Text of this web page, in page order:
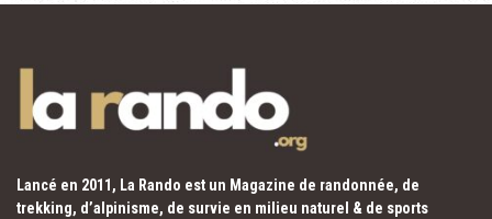
Lancé en 2011, La Rando est un Magazine de randonnée, de
trekking, d’alpinisme, de survie en milieu naturel & de sports